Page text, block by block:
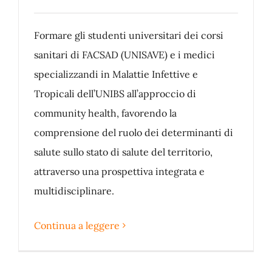
Formare gli studenti universitari dei corsi
sanitari di FACSAD (UNISAVE) e i medici
specializzandi in Malattie Infettive e
Tropicali dell’UNIBS all’approccio di
community health, favorendo la
comprensione del ruolo dei determinanti di
salute sullo stato di salute del territorio,
attraverso una prospettiva integrata e
multidisciplinare.
Continua a leggere